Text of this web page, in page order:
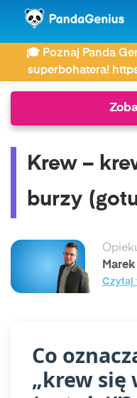
🎓 Poznaj Panda
superbohatera!
ZDAY Słownik
Krew – krew się w kimś
Krew –
burzy
Czytaj
Co
„krew się